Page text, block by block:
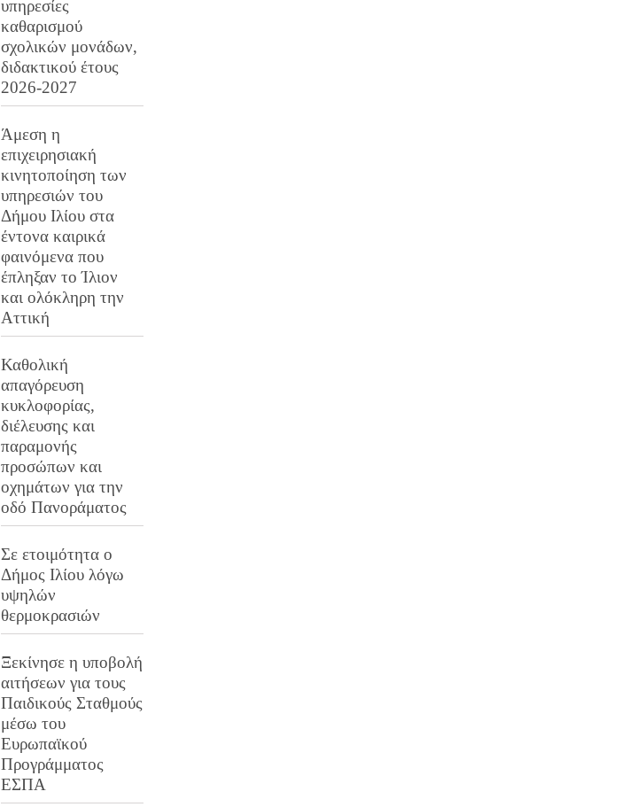
υπηρεσίες
καθαρισμού
σχολικών μονάδων,
διδακτικού έτους
2026-2027
Άμεση η
επιχειρησιακή
κινητοποίηση των
υπηρεσιών του
Δήμου Ιλίου στα
έντονα καιρικά
φαινόμενα που
έπληξαν το Ίλιον
και ολόκληρη την
Αττική
Καθολική
απαγόρευση
κυκλοφορίας,
διέλευσης και
παραμονής
προσώπων και
οχημάτων για την
οδό Πανοράματος
Σε ετοιμότητα ο
Δήμος Ιλίου λόγω
υψηλών
θερμοκρασιών
Ξεκίνησε η υποβολή
αιτήσεων για τους
Παιδικούς Σταθμούς
μέσω του
Ευρωπαϊκού
Προγράμματος
ΕΣΠΑ